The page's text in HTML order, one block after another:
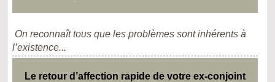
On reconnaît tous que les problèmes sont inhérents à
l’existence...
Le retour d’affection rapide de votre ex-conjoint